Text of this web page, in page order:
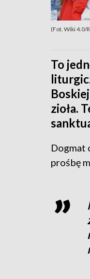
(Fot. Wiki 4.0/
To
zioła.
Dogmat
prośbę